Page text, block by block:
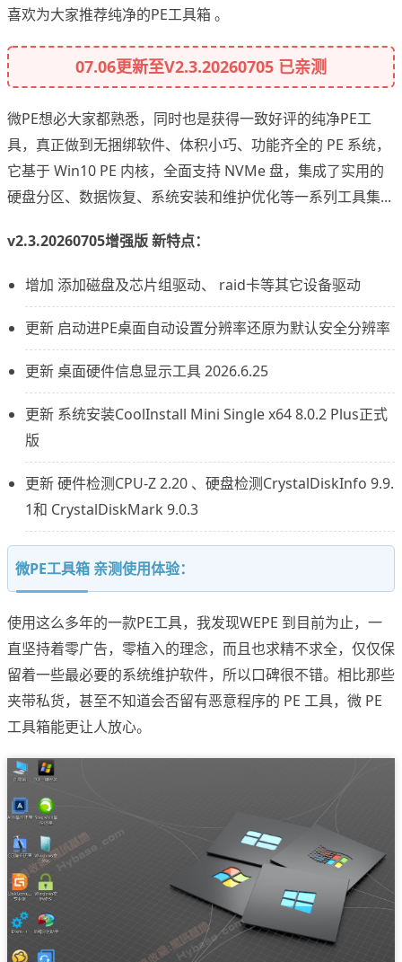
喜欢为大家推荐纯净的PE工具箱 。
07.06更新至V2.3.20260705 已亲测
微PE想必大家都熟悉，同时也是获得一致好评的纯净PE工
具，真正做到无捆绑软件、体积小巧、功能齐全的 PE 系统，
它基于 Win10 PE 内核，全面支持 NVMe 盘，集成了实用的
硬盘分区、数据恢复、系统安装和维护优化等一系列工具集...
v2.3.20260705增强版 新特点：
增加 添加磁盘及芯片组驱动、 raid卡等其它设备驱动
更新 启动进PE桌面自动设置分辨率还原为默认安全分辨率
更新 桌面硬件信息显示工具 2026.6.25
更新 系统安装CoolInstall Mini Single x64 8.0.2 Plus正式
版
更新 硬件检测CPU-Z 2.20 、硬盘检测CrystalDiskInfo 9.9.
1和 CrystalDiskMark 9.0.3
微PE工具箱 亲测使用体验：
使用这么多年的一款PE工具，我发现WEPE 到目前为止，一
直坚持着零广告，零植入的理念，而且也求精不求全，仅仅保
留着一些最必要的系统维护软件，所以口碑很不错。相比那些
夹带私货，甚至不知道会否留有恶意程序的 PE 工具，微 PE
工具箱能更让人放心。